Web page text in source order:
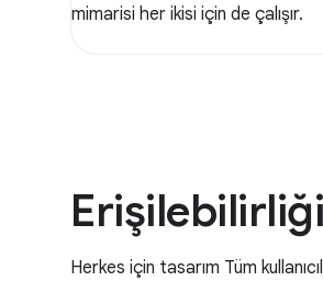
mimarisi her ikisi için de çalışır.
Herkes için tasarım Tüm